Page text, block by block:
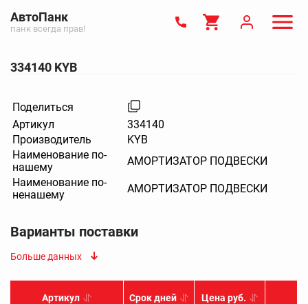
АвтоПанк
панк всегда прав!
334140 KYB
Поделиться
Артикул
334140
Производитель
KYB
Наименование по-
нашему
АМОРТИЗАТОР ПОДВЕСКИ
Наименование по-
ненашему
АМОРТИЗАТОР ПОДВЕСКИ
Варианты поставки
Больше данных
Артикул Срок дней Цена руб.